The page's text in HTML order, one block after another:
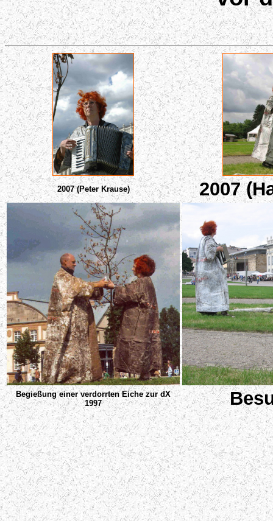
2007 (Peter Krause) 2007
Begießung einer verdorrten Eiche zur dX
1997